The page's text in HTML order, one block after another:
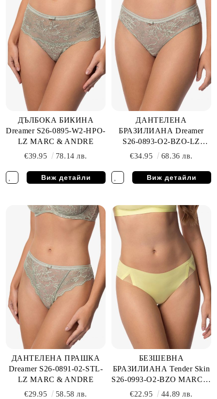
ДЪЛБОКА БИКИНА
Dreamer S26-0895-W2-HPO-
LZ MARC & ANDRE
€39.95
78.14 лв.
Виж детайли
ДАНТЕЛЕНА
БРАЗИЛИАНА Dreamer
S26-0893-O2-BZO-LZ
MARC & ANDRE
€34.95 68.36 лв.
Виж детайли
ДАНТЕЛЕНА ПРАШКА
Dreamer S26-0891-02-STL-
LZ MARC & ANDRE
€29.95
58.58 лв.
БЕЗШЕВНА
БРАЗИЛИАНА Tender Skin
S26-0993-O2-BZO MARC &
ANDRE
€22.95 44.89 лв.